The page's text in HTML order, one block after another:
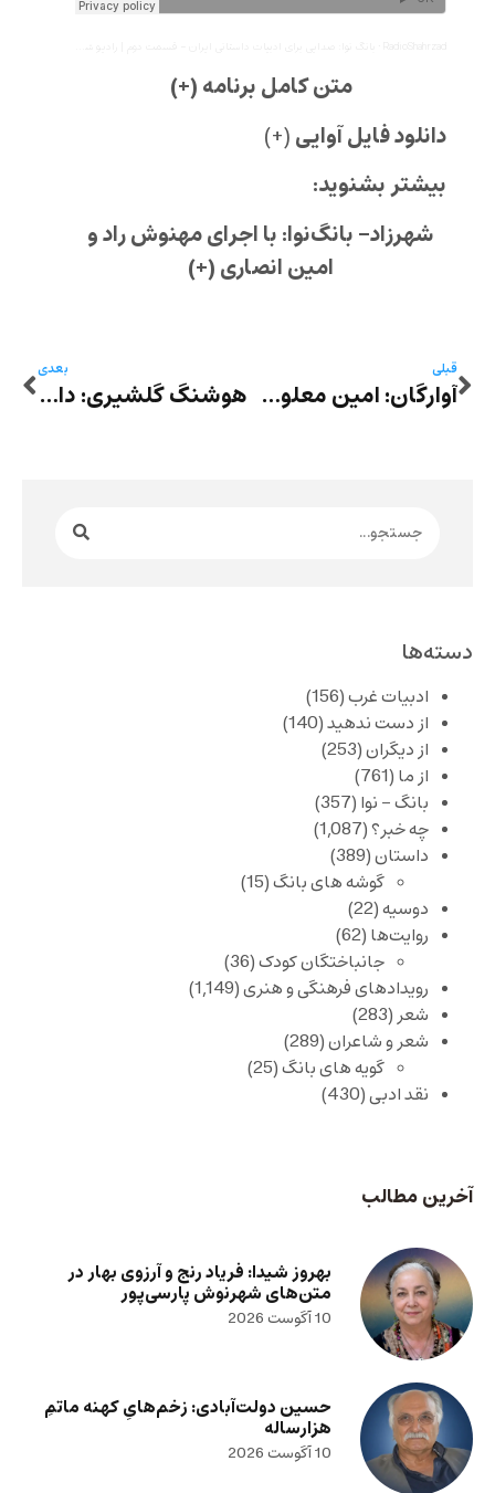
RadioShahrzad بانگ نوا: صدایی برای ادبیات داستانی ایران – قسمت دوم | رادیو شهرزاد
متن کامل برنامه (+)
دانلود فایل آوایی(+)
بیشتر بشنوید:
شهرزاد- بانگ‌نوا: با اجرای مهنوش راد و
امین انصاری (+)
قبلی
آوارگان: امین معلوف به ترجمه کوشیار پارسی – روز یازدهم
بعدی
هوشنگ گلشیری: داستان طلخند و گو
دسته‌ها
ادبیات غرب(156)
از دست ندهید(140)
از دیگران(253)
از ما (761)
بانگ – نوا (357)
چه خبر؟(1,087)
داستان(389)
گوشه های بانگ(15)
دوسیه(22)
روایت‌ها (62)
جانباختگان کودک(36)
رویدادهای فرهنگی و هنری(1,149)
شعر(283)
شعر و شاعران(289)
گویه های بانگ(25)
نقد ادبی(430)
آخرین مطالب
بهروز شیدا: فریاد رنج و آرزوی بهار در
متن‌های شهرنوش پارسی‌پور
10 آگوست 2026
حسین دولت‌آبادی: زخم‌هایِ کهنه ماتمِ
هزارساله
10 آگوست 2026